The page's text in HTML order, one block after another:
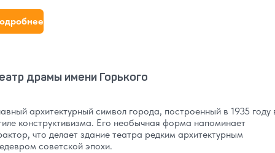
драмы имени Горького
архитектурный символ города, построенный в 1935 году
конструктивизма. Его необычная форма напоминает
что делает здание театра редким архитектурным
советской эпохи.